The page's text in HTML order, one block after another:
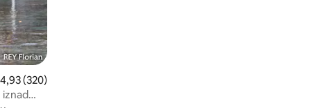
ocjena: 4,93/5, recenzija: 320
4,93 (320)
iznad